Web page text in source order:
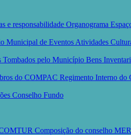
e responsabilidade Organograma
Municipal de Eventos Atividades
Tombados pelo Município Bens
do COMPAC Regimento Interno do
Conselho Fundo
Composição do conselho